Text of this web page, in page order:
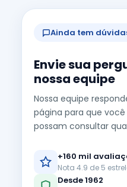
Ainda tem
Envie sua
nossa equipe
Nossa equipe
página para que
possam consultar
+160 mil
Nota 4.9 de 5
Desde 1962